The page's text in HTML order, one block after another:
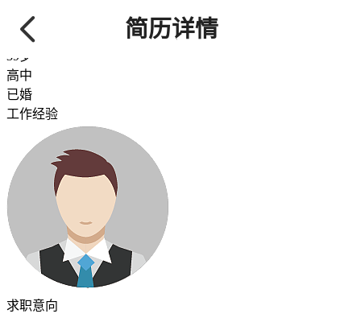
简历详情
/ 先生
152****0580
【查看需要80金币】
39岁
高中
已婚
工作经验
求职意向